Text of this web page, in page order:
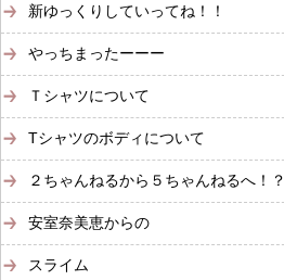
新ゆっくりしていってね！！
やっちまったーーー
Ｔシャツについて
Tシャツのボディについて
２ちゃんねるから５ちゃんねるへ！？
安室奈美恵からの
スライム